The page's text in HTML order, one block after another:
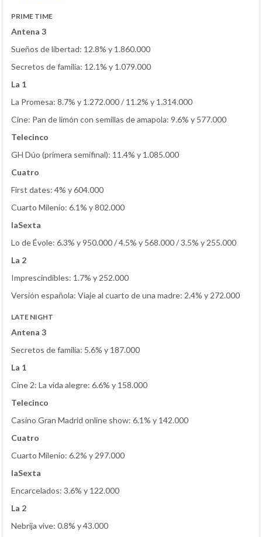
PRIME TIME
Antena 3
Sueños de libertad: 12.8% y 1.860.000
Secretos de familia: 12.1% y 1.079.000
La 1
La Promesa: 8.7% y 1.272.000 / 11.2% y 1.314.000
Cine: Pan de limón con semillas de amapola: 9.6% y 577.000
Telecinco
GH Dúo (primera semifinal): 11.4% y 1.085.000
Cuatro
First dates: 4% y 604.000
Cuarto Milenio: 6.1% y 802.000
laSexta
Lo de Évole: 6.3% y 950.000 / 4.5% y 568.000 / 3.5% y 255.000
La 2
Imprescindibles: 1.7% y 252.000
Versión española: Viaje al cuarto de una madre: 2.4% y 272.000
LATE NIGHT
Antena 3
Secretos de familia: 5.6% y 187.000
La 1
Cine 2: La vida alegre: 6.6% y 158.000
Telecinco
Casino Gran Madrid online show: 6.1% y 142.000
Cuatro
Cuarto Milenio: 6.2% y 297.000
laSexta
Encarcelados: 3.6% y 122.000
La 2
Nebrija vive: 0.8% y 43.000